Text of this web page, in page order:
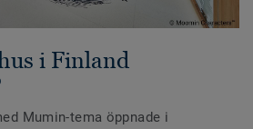
i Finland
Mumin-tema öppnade i